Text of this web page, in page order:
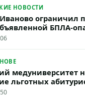
НОВОСТИ
ограничил
БПЛА-
медуниверситет
льготных